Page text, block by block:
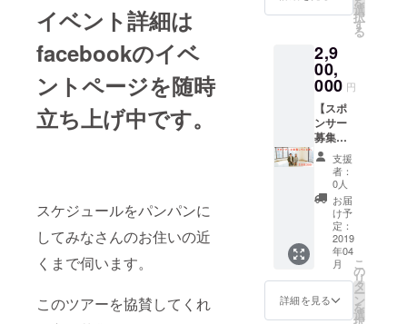
イベント詳細は
facebookのイベ
ントページを随時
立ち上げ中です。
スケジュールをパンパンに
してみなさんのお住いの近
くまで伺います。
このツアーを協賛してくれ
路・帰
動途中
の事故
に対し
ても責
任を負
いかね
ます。
会場へ
の道中
は事故
等の無
いよう
お気を
つけく
ださ
い。
費、宿
泊費は
恐れ入
ります
がご負
担くだ
さい。
大歓迎
で
＊＊＊
＊＊＊
＊＊＊
＊＊＊
＊＊＊
＊＊ ・
フライ
ヤーの
サイズ
はA4サ
イズ以
下とさ
せてい
ただき
ます。
・フラ
イヤー
は1枚ま
でとさ
て、あ
なたの
オール
ユアー
ズと一
緒に販
売する
ことが
できま
す。 ②
全国行
脚期間
中、僕
たち
オール
ユアー
ズがフ
ライ
ヤー
（チラ
シ）を1
ルユ
アーズ
に広め
ません
か？ ①
ご希望
の都道
府県3会
場で、
僕たち
のイベ
ントに
合流し
て、あ
なたの
商品を
オール
ユアー
ズと一
緒に販
売する
選
択
す
る
2,9
00,
000 円
【スポ
ンサー
募集し
ていま
す・
2,900,0
00円】
あなた
のお店
や商
品、イ
ベント
などを
僕たち
オール
支援
者：
0人
お届
け予
定：
2019
年04
月
詳細を見る
こ
の
リ
タ
ー
ン
を
選